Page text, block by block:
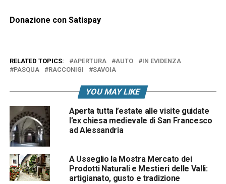
Donazione con Satispay
RELATED TOPICS: APERTURA AUTO
IN EVIDENZA
PASQUA
RACCONIGI SAVOIA
YOU MAY LIKE
Aperta tutta l’estate alle visite guidate
l’ex chiesa medievale di San Francesco
ad Alessandria
A Usseglio la Mostra Mercato dei
Prodotti Naturali e Mestieri delle Valli:
artigianato, gusto e tradizione